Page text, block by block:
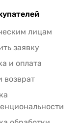
лицам
заявку
и оплата
возврат